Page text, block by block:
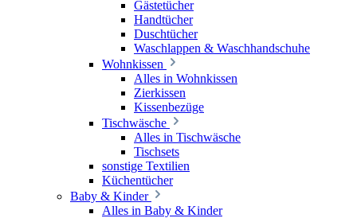
Gästetücher
Handtücher
Duschtücher
Waschlappen & Waschhandschuhe
Wohnkissen
Alles in Wohnkissen
Zierkissen
Kissenbezüge
Tischwäsche
Alles in Tischwäsche
Tischsets
sonstige Textilien
Küchentücher
Baby & Kinder
Alles in Baby & Kinder